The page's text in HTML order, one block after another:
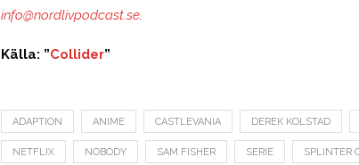
info@nordlivpodcast.se.
Källa: ”Collider”
ADAPTION ANIME CASTLEVANIA DEREK KOLSTAD
NETFLIX NOBODY SAM FISHER SERIE SPLINTER